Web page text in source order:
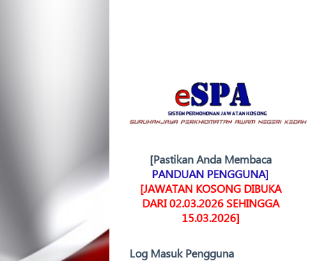
[Pastikan Anda Membaca
PANDUAN PENGGUNA]
[JAWATAN KOSONG DIBUKA
DARI 02.03.2026 SEHINGGA
15.03.2026]
Log Masuk Pengguna